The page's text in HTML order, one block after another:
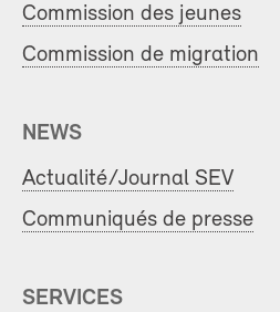
Commission des jeunes
Commission de migration
NEWS
Actualité/Journal SEV
Communiqués de presse
SERVICES